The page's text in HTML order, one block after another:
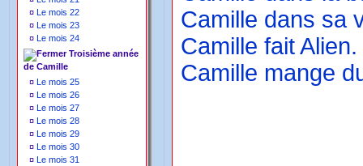
¤ Le mois 22
¤ Le mois 23
¤ Le mois 24
Troisième année
de Camille
¤ Le mois 25
¤ Le mois 26
¤ Le mois 27
¤ Le mois 28
¤ Le mois 29
¤ Le mois 30
¤ Le mois 31
Camille dans sa
Camille fait Alien.
Camille mange